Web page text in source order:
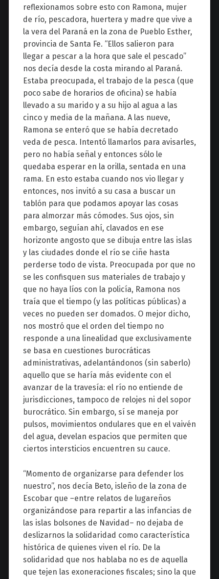
reflexionamos sobre esto con Ramona, mujer
de río, pescadora, huertera y madre que vive a
la vera del Paraná en la zona de Pueblo Esther,
provincia de Santa Fe. “Ellos salieron para
llegar a pescar a la hora que sale el pescado”
nos decía desde la costa mirando al Paraná.
Estaba preocupada, el trabajo de la pesca (que
poco sabe de horarios de oficina) se había
llevado a su marido y a su hijo al agua a las
cinco y media de la mañana. A las nueve,
Ramona se enteró que se había decretado
veda de pesca. Intentó llamarlos para avisarles,
pero no había señal y entonces sólo le
quedaba esperar en la orilla, sentada en una
rama. En esto estaba cuando nos vio llegar y
entonces, nos invitó a su casa a buscar un
tablón para que podamos apoyar las cosas
para almorzar más cómodes. Sus ojos, sin
embargo, seguían ahí, clavados en ese
horizonte angosto que se dibuja entre las islas
y las ciudades donde el río se ciñe hasta
perderse todo de vista. Preocupada por que no
se les confisquen sus materiales de trabajo y
que no haya líos con la policía, Ramona nos
traía que el tiempo (y las políticas públicas) a
veces no pueden ser domados. O mejor dicho,
nos mostró que el orden del tiempo no
responde a una linealidad que exclusivamente
se basa en cuestiones burocráticas
administrativas, adelantándonos (sin saberlo)
aquello que se haría más evidente con el
avanzar de la travesía: el río no entiende de
jurisdicciones, tampoco de relojes ni del sopor
burocrático. Sin embargo, sí se maneja por
pulsos, movimientos ondulares que en el vaivén
del agua, develan espacios que permiten que
ciertos intersticios encuentren su cauce.
“Momento de organizarse para defender los
nuestro”, nos decía Beto, isleño de la zona de
Escobar que –entre relatos de lugareños
organizándose para repartir a las infancias de
las islas bolsones de Navidad– no dejaba de
deslizarnos la solidaridad como característica
histórica de quienes viven el río. De la
solidaridad que nos hablaba no es de aquella
que tejen las exoneraciones fiscales; sino la que